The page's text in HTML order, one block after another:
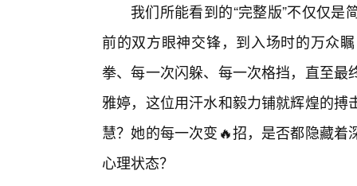
我们所能看到的“完整版”不仅仅
前的双方眼神交锋，到入场时的万众
拳、每一次闪躲、每一次格挡，直至
雅婷，这位用汗水和毅力铺就辉煌的
慧？她的每一次变🔥招，是否都隐藏
心理状态？